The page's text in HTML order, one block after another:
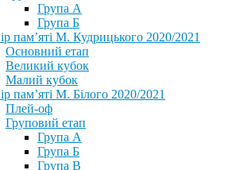
Група А
Група Б
пам’яті М. Кудрицького 2020/2021
Основний етап
Великий кубок
Малий кубок
пам’яті М. Білого 2020/2021
Плей-оф
Груповий етап
Група А
Група Б
Група В